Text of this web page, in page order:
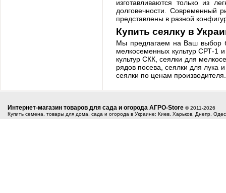
изготавливаются только из
долговечности. Современный
представлены в разной
Купить сеялку в
Мы предлагаем на Ваш выбор
мелкосеменных культур СРТ-1
культур СКК, сеялки для
рядов посева, сеялки для лука
сеялки по ценам производителя.
Интернет-магазин товаров для сада и огорода АГРО-Store © 2011-2026
Купить семена, товары для дома, сада и огорода в Украине: Киев, Харьков, Днепр,